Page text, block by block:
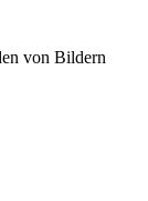
von Bildern